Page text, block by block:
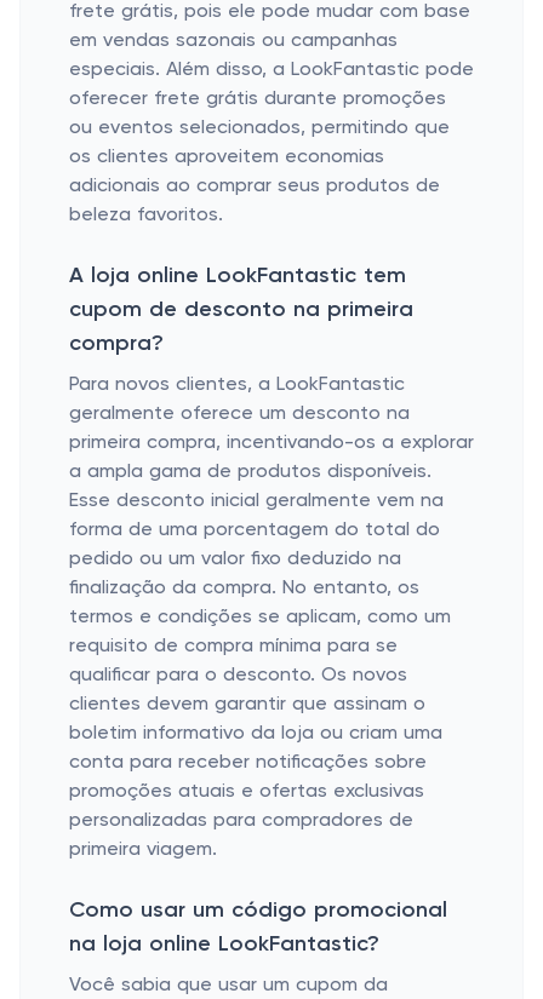
frete grátis, pois ele pode mudar com base
em vendas sazonais ou campanhas
especiais. Além disso, a LookFantastic pode
oferecer frete grátis durante promoções
ou eventos selecionados, permitindo que
os clientes aproveitem economias
adicionais ao comprar seus produtos de
beleza favoritos.
A loja online LookFantastic tem
cupom de desconto na primeira
compra?
Para novos clientes, a LookFantastic
geralmente oferece um desconto na
primeira compra, incentivando-os a explorar
a ampla gama de produtos disponíveis.
Esse desconto inicial geralmente vem na
forma de uma porcentagem do total do
pedido ou um valor fixo deduzido na
finalização da compra. No entanto, os
termos e condições se aplicam, como um
requisito de compra mínima para se
qualificar para o desconto. Os novos
clientes devem garantir que assinam o
boletim informativo da loja ou criam uma
conta para receber notificações sobre
promoções atuais e ofertas exclusivas
personalizadas para compradores de
primeira viagem.
Como usar um código promocional
na loja online LookFantastic?
Você sabia que usar um cupom da